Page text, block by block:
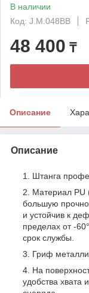
В наличии
Код: J.M.048BB
48 400 ₸
Описание
Описание
Штанга
Материал PU
большую
и устойчив к
пределах от -
срок службы.
Гриф
На
удобства хвата